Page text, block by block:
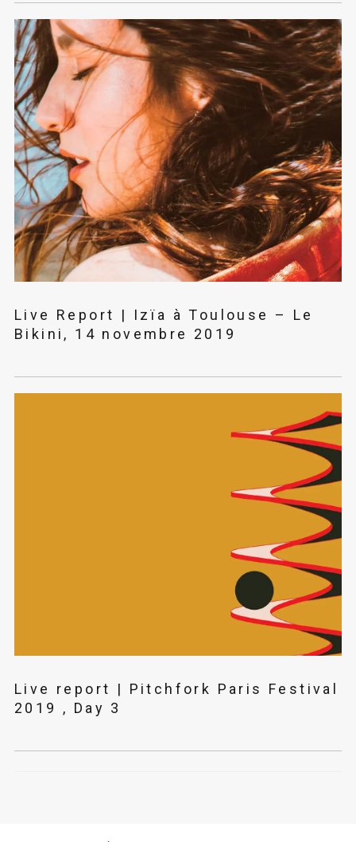
Live Report | Izïa à Toulouse – Le
Bikini, 14 novembre 2019
Live report | Pitchfork Paris Festival
2019 , Day 3